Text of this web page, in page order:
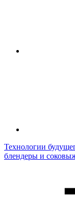
Технологии
блендеры и